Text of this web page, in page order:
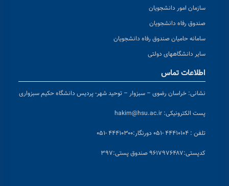
سازمان امور دانشجویان
صندوق رفاه دانشجویان
سامانه حامیان صندوق رفاه دانشجویان
سایر دانشگاههای دولتی
اطلاعات تماس
نشانی: خراسان رضوی – سبزوار – توحید شهر- پردیس دانشگاه حکیم سبزواری
پست الکترونیکی: hakim@hsu.ac.ir
تلفن : ۴۴۴۱۰۱۰۴ -۰۵۱ دورنگار:۴۴۴۱۰۳۰۰ -۰۵۱
کدپستی:۹۶۱۷۹۷۶۴۸۷ صندوق پستی:۳۹۷